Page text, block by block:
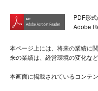
PDF形
Adobe
本ページ上には、将来の業績に
来の業績は、経営環境の変化な
本画面に掲載されているコンテン